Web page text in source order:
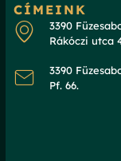
CÍMEINK
3390
Rákóczi utca
3390
Pf. 66.